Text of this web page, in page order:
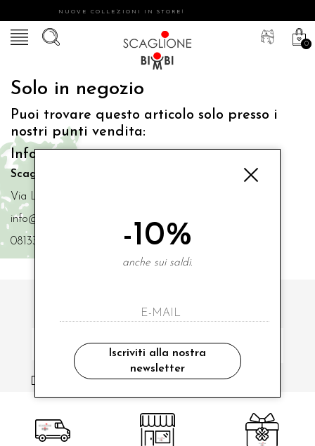
NUOVE COLLEZIONI IN STORE!
0
Solo in negozio
Puoi trovare questo articolo solo presso i
nostri punti vendita:
Info contatti
Scaglione Bimbi di Iacono Maria Angela
Via Luigi Mazzella,73 80077 Ischia
info@scaglionebimbi.com
0813331162
ISCRIVITI ALLA NOSTRA NEWSLETTER
ho letto ed accettato le condizioni sulla privacy.
-10%
anche sui saldi.
Iscriviti alla nostra
newsletter